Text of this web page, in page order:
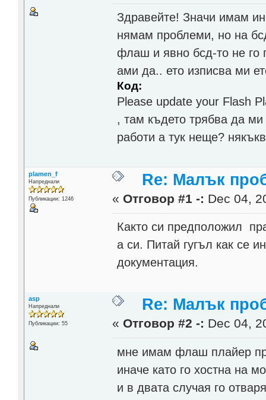
Здравейте! Значи имам
нямам проблеми, но на
флаш и явно бсд-то не го
ами да.. ето изписва ми
Код:
Please update your Flash
, там където трябва да
работи а тук неще?
plamen_f
Напреднали
Публикации: 1246
Re: Малък
« Отговор #1 -: Dec 04,
Както си предположил
а си. Питай гугъл как се
документация.
asp
Напреднали
Публикации: 55
Re: Малък
« Отговор #2 -: Dec 04,
мне имам флаш плайер
иначе като го хостна на
и в двата случая го